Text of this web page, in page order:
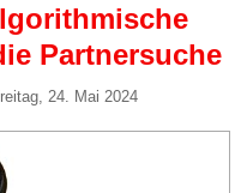
Partnersuche
24. Mai 2024